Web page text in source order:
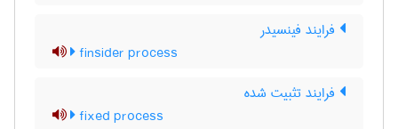
فرایند فینسیدر
finsider process
فرایند تثبیت شده
fixed process